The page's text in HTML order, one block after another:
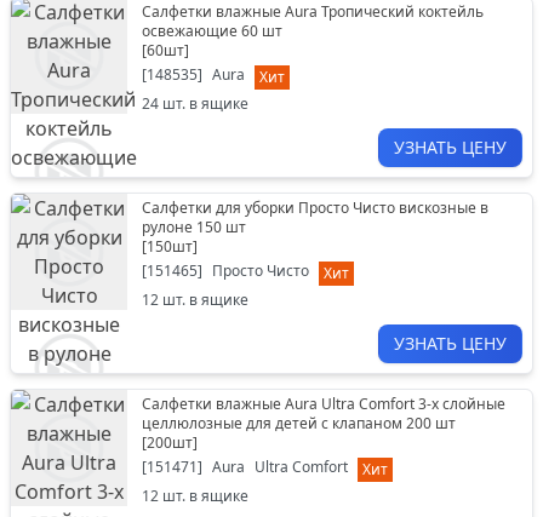
Салфетки влажные Aura Тропический коктейль
освежающие 60 шт
[60шт]
[148535] Aura
Хит
24 шт. в ящике
УЗНАТЬ ЦЕНУ
Салфетки для уборки Просто Чисто вискозные в
рулоне 150 шт
[150шт]
[151465] Просто Чисто
Хит
12 шт. в ящике
УЗНАТЬ ЦЕНУ
Салфетки влажные Aura Ultra Comfort 3-х слойные
целлюлозные для детей с клапаном 200 шт
[200шт]
[151471] Aura Ultra Comfort
Хит
12 шт. в ящике